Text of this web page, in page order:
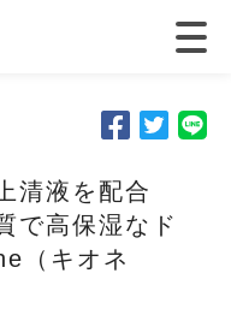
清液を配合
で高保湿なド
（キオネ